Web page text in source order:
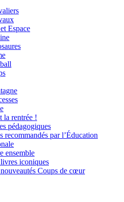
Espace
la rentrée !
pédagogiques
recommandés par l’Éducation
ensemble
iconiques
Coups de cœur